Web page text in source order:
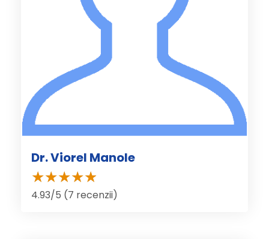
Dr. Viorel Manole
4.93/5 (7 recenzii)